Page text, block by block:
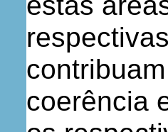
coerência